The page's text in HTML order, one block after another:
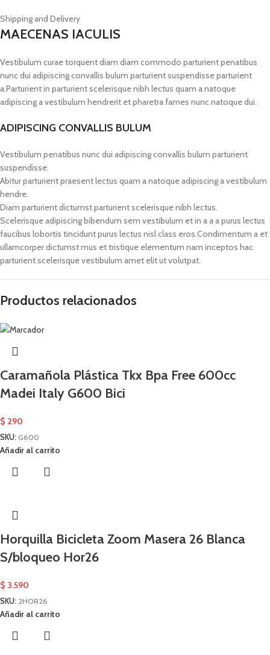
Shipping and Delivery
MAECENAS IACULIS
Vestibulum curae torquent diam diam commodo parturient penatibus
nunc dui adipiscing convallis bulum parturient suspendisse parturient
a.Parturient in parturient scelerisque nibh lectus quam a natoque
adipiscing a vestibulum hendrerit et pharetra fames nunc natoque dui.
ADIPISCING CONVALLIS BULUM
Vestibulum penatibus nunc dui adipiscing convallis bulum parturient
suspendisse.
Abitur parturient praesent lectus quam a natoque adipiscing a vestibulum
hendre.
Diam parturient dictumst parturient scelerisque nibh lectus.
Scelerisque adipiscing bibendum sem vestibulum et in a a a purus lectus
faucibus lobortis tincidunt purus lectus nisl class eros.Condimentum a et
ullamcorper dictumst mus et tristique elementum nam inceptos hac
parturient scelerisque vestibulum amet elit ut volutpat.
Productos relacionados
Caramañola Plástica Tkx Bpa Free 600cc
Madei Italy G600 Bici
$ 290
SKU: G600
Añadir al carrito
Horquilla Bicicleta Zoom Masera 26 Blanca
S/bloqueo Hor26
$ 3.590
SKU: 2HOR26
Añadir al carrito